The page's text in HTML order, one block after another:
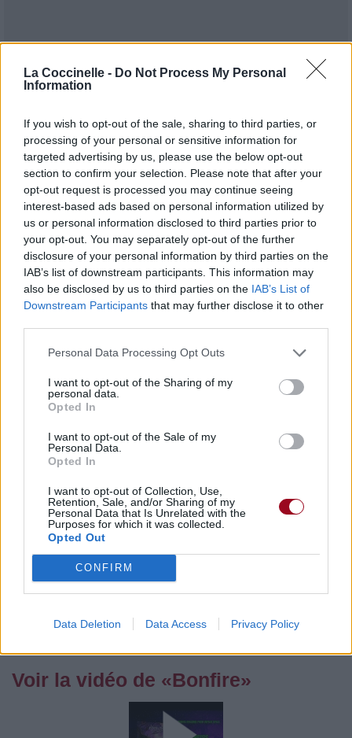
La Coccinelle - Do Not Process My Personal
Information
If you wish to opt-out of the sale, sharing to third parties, or
processing of your personal or sensitive information for
targeted advertising by us, please use the below opt-out
section to confirm your selection. Please note that after your
opt-out request is processed you may continue seeing
interest-based ads based on personal information utilized by
us or personal information disclosed to third parties prior to
your opt-out. You may separately opt-out of the further
disclosure of your personal information by third parties on the
IAB’s list of downstream participants. This information may
also be disclosed by us to third parties on the IAB’s List of
Downstream Participants that may further disclose it to other
Personal Data Processing Opt Outs
I want to opt-out of the Sharing of my
personal data.
Opted In
I want to opt-out of the Sale of my
Personal Data.
Opted In
I want to opt-out of Collection, Use,
Retention, Sale, and/or Sharing of my
Personal Data that Is Unrelated with the
Purposes for which it was collected.
Opted Out
CONFIRM
Data Deletion Data Access Privacy Policy
Tigrex-Feu d'Hiver
le 24 mars
2021 à 6h37.
Chanteurs : Drakum
Albums : Zombie Dragons From Outer
Space
Commentaires
Pour prolonger le plaisir musical :
Vous aimez chanter, apprenez la guitare chez
Télécharger légalement les MP3 ou trouver le CD sur
Trouver des vinyles et des CD sur
Trouver un instrument de musique ou une partition au
meilleur prix sur
Paroles + Traduction Téléchargement
Voir la vidéo de «Bonfire»